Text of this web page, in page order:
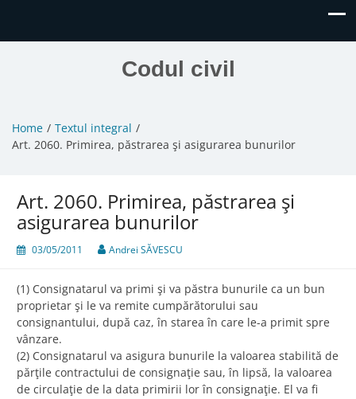
Codul civil
Home
Textul integral
Art. 2060. Primirea, păstrarea şi asigurarea bunurilor
Art. 2060. Primirea, păstrarea şi
asigurarea bunurilor
03/05/2011 Andrei SĂVESCU
(1) Consignatarul va primi şi va păstra bunurile ca un bun
proprietar şi le va remite cumpărătorului sau
consignantului, după caz, în starea în care le-a primit spre
vânzare.
(2) Consignatarul va asigura bunurile la valoarea stabilită de
părţile contractului de consignaţie sau, în lipsă, la valoarea
de circulaţie de la data primirii lor în consignaţie. El va fi